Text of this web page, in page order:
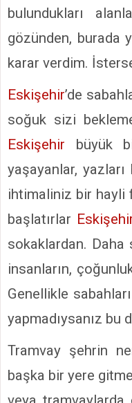
bulundukları
gözünden, burada
karar verdim.
Eskişehir’de
soğuk sizi
Eskişehir büyük
yaşayanlar,
ihtimaliniz bir hayli
başlatırlar
sokaklardan. Daha
insanların,
Genellikle
yapmadıysanız
Tramvay şehrin
başka bir yere